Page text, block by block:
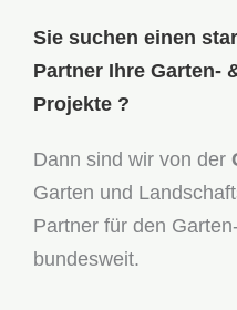
Sie suchen einen
Partner Ihre Garten-
Projekte ?
Dann sind wir von der
Garten und
Partner für den
bundesweit.